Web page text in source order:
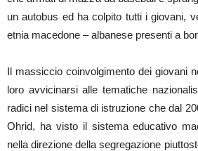
un autobus ed ha colpito tutti i giovani,
etnia macedone – albanese presenti a
Il massiccio coinvolgimento dei giovani
loro avvicinarsi alle tematiche
radici nel sistema di istruzione che dal
Ohrid, ha visto il sistema educativo
nella direzione della segregazione